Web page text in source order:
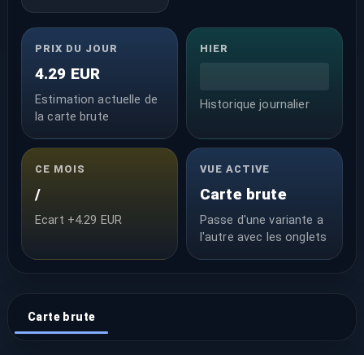
PRIX DU JOUR
4.29 EUR
Estimation actuelle de
la carte brute
HIER
Historique journalier
CE MOIS
/
Ecart +4.29 EUR
VUE ACTIVE
Carte brute
Passe d'une variante a
l'autre avec les onglets
Carte brute